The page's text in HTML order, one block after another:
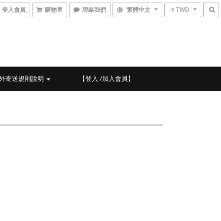
登入會員 購物車 聯絡我們 繁體中文 $ TWD
寄送規則說明 【登入 /加入會員】